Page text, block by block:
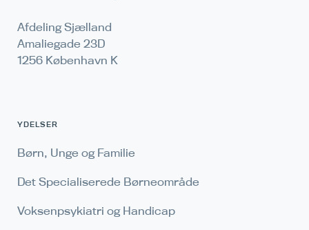
Afdeling Sjælland
Amaliegade 23D
1256 København K
YDELSER
Børn, Unge og Familie
Det Specialiserede Børneområde
Voksenpsykiatri og Handicap